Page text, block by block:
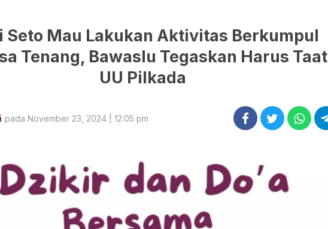
Seto Mau Lakukan Aktivitas Berkumpul
Tenang, Bawaslu Tegaskan Harus Taat
UU Pilkada
pada November 23, 2024 | 12:05 pm